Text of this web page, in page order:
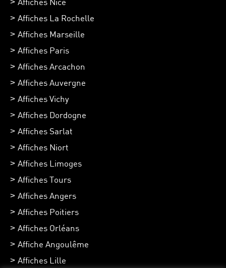
Affiches La Rochelle
Affiches Marseille
Affiches Paris
Affiches Arcachon
Affiches Auvergne
Affiches Vichy
Affiches Dordogne
Affiches Sarlat
Affiches Niort
Affiches Limoges
Affiches Tours
Affiches Angers
Affiches Poitiers
Affiches Orléans
Affiche Angoulême
Affiches Lille